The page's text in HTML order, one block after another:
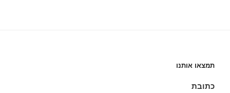
תמצאו אותנו
כתובת